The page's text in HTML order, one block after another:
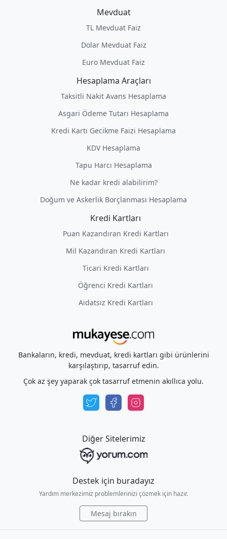
Mevduat
TL Mevduat Faiz
Dolar Mevduat Faiz
Euro Mevduat Faiz
Hesaplama Araçları
Taksitli Nakit Avans Hesaplama
Asgari Ödeme Tutarı Hesaplama
Kredi Kartı Gecikme Faizi Hesaplama
KDV Hesaplama
Tapu Harcı Hesaplama
Ne kadar kredi alabilirim?
Doğum ve Askerlik Borçlanması Hesaplama
Kredi Kartları
Puan Kazandıran Kredi Kartları
Mil Kazandıran Kredi Kartları
Ticari Kredi Kartları
Öğrenci Kredi Kartları
Aidatsız Kredi Kartları
Bankaların, kredi, mevduat, kredi kartları gibi ürünlerini
karşılaştırıp, tasarruf edin.
Çok az şey yaparak çok tasarruf etmenin akıllıca yolu.
Diğer Sitelerimiz
Destek için buradayız
Yardım merkezimiz problemlerinizi çözmek için hazır.
Mesaj bırakın